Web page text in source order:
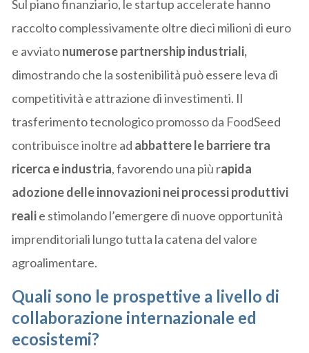
Sul piano finanziario, le startup accelerate hanno
raccolto complessivamente oltre dieci milioni di euro
e avviatonumerose partnership industriali,
dimostrando che la sostenibilità può essere leva di
competitività e attrazione di investimenti. Il
trasferimento tecnologico promosso da FoodSeed
contribuisce inoltre ad abbattere le barriere tra
ricerca e industria, favorendo una più rapida
adozione delle innovazioni nei processi produttivi
realie stimolando l’emergere di nuove opportunità
imprenditoriali lungo tutta la catena del valore
agroalimentare.
Quali sono le prospettive a livello di
collaborazione internazionale ed
ecosistemi?